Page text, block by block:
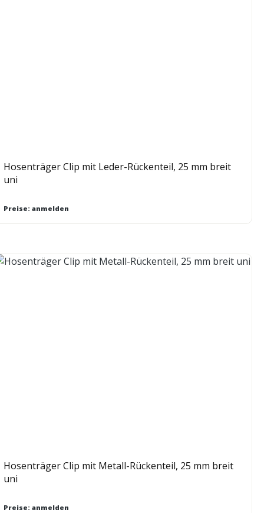
Hosenträger Clip mit Leder-Rückenteil, 25 mm breit
uni
Preise: anmelden
Hosenträger Clip mit Metall-Rückenteil, 25 mm breit
uni
Preise: anmelden